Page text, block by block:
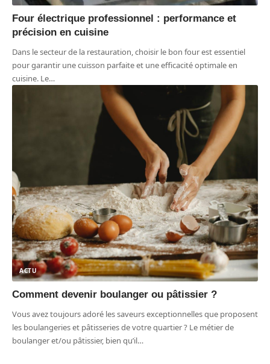
Four électrique professionnel : performance et
précision en cuisine
Dans le secteur de la restauration, choisir le bon four est essentiel
pour garantir une cuisson parfaite et une efficacité optimale en
cuisine. Le…
ACTU
Comment devenir boulanger ou pâtissier ?
Vous avez toujours adoré les saveurs exceptionnelles que proposent
les boulangeries et pâtisseries de votre quartier ? Le métier de
boulanger et/ou pâtissier, bien qu’il…